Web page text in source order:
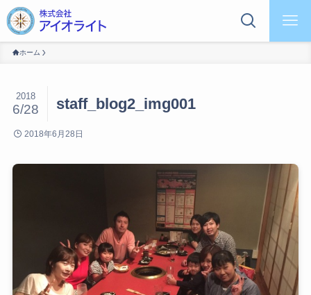
ホーム
staff_blog2_img001
2018
6/28
2018年6月28日